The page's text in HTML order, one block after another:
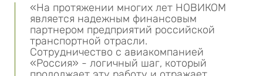
«На протяжении многих лет НОВИКОМ
является надежным финансовым
партнером предприятий российской
транспортной отрасли.
Сотрудничество с авиакомпанией
«Россия» - логичный шаг, который